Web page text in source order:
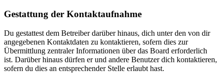
Gestattung der Kontaktaufnahme
Du gestattest dem Betreiber darüber hinaus, dich unter den von dir
angegebenen Kontaktdaten zu kontaktieren, sofern dies zur
Übermittlung zentraler Informationen über das Board erforderlich
ist. Darüber hinaus dürfen er und andere Benutzer dich kontaktieren,
sofern du dies an entsprechender Stelle erlaubt hast.